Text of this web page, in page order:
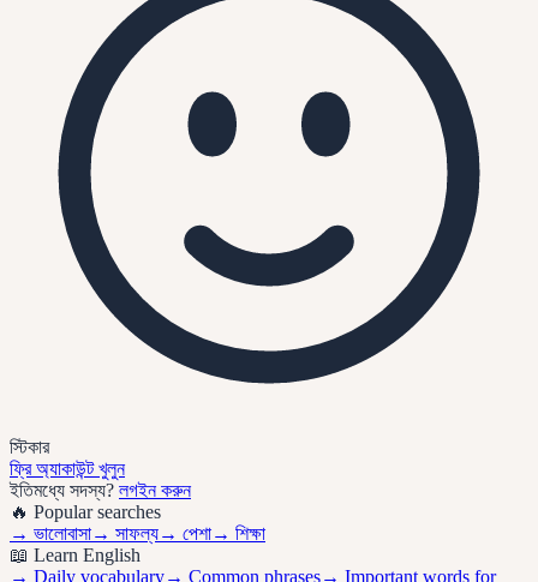
স্টিকার
ফ্রি অ্যাকাউন্ট খুলুন
ইতিমধ্যে সদস্য? লগইন করুন
🔥 Popular searches
→ ভালোবাসা→ সাফল্য→ পেশা→ শিক্ষা
📖 Learn English
→ Daily vocabulary→ Common phrases→ Important words for